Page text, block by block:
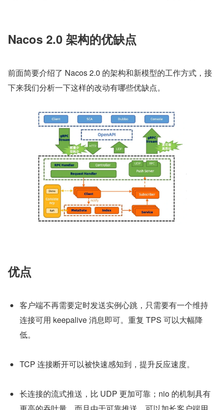
Nacos 2.0 架构的优缺点
前面简要介绍了 Nacos 2.0 的架构和新模型的工作方式，接
下来我们分析一下这样的改动有哪些优缺点。
优点
客户端不再需要定时发送实例心跳，只需要有一个维持
连接可用 keepalive 消息即可。重复 TPS 可以大幅降
低。
TCP 连接断开可以被快速感知到，提升反应速度。
长连接的流式推送，比 UDP 更加可靠；nio 的机制具有